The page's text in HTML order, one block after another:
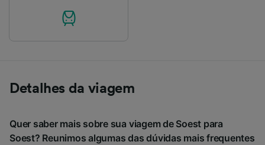
Detalhes da viagem
Quer saber mais sobre sua viagem de Soest para
Soest? Reunimos algumas das dúvidas mais frequentes